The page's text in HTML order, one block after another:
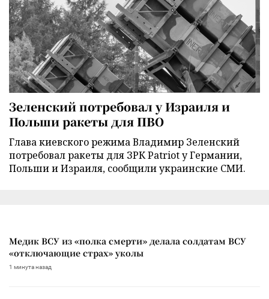
Зеленский потребовал у Израиля и
Польши ракеты для ПВО
Глава киевского режима Владимир Зеленский
потребовал ракеты для ЗРК Patriot у Германии,
Польши и Израиля, сообщили украинские СМИ.
Медик ВСУ из «полка смерти» делала солдатам ВСУ
«отключающие страх» уколы
1 минута назад